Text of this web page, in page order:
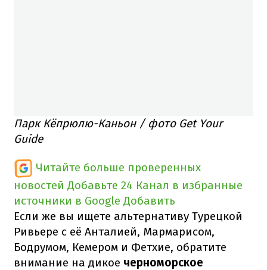
Парк Кёпрюлю-Каньон / фото Get Your
Guide
Читайте больше проверенных
новостей Добавьте 24 Канал в избранные
источники в Google Добавить
Если же вы ищете альтернативу Турецкой
Ривьере с её Анталией, Мармарисом,
Бодрумом, Кемером и Фетхие, обратите
внимание на дикое черноморское